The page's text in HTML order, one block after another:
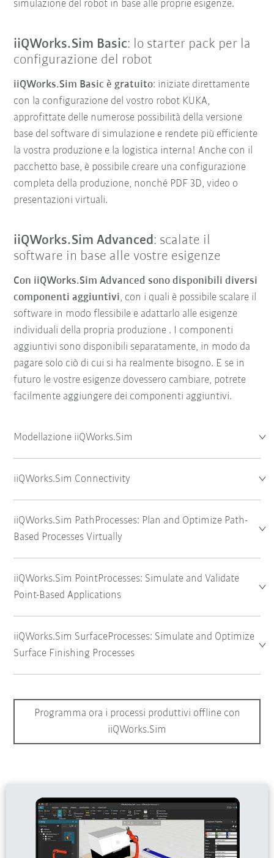
simulazione del robot in base alle proprie esigenze.
iiQWorks.Sim Basic: lo starter pack per la
configurazione del robot
iiQWorks.Sim Basic è gratuito: iniziate direttamente
con la configurazione del vostro robot KUKA,
approfittate delle numerose possibilità della versione
base del software di simulazione e rendete più efficiente
la vostra produzione e la logistica interna! Anche con il
pacchetto base, è possibile creare una configurazione
completa della produzione, nonché PDF 3D, video o
presentazioni virtuali.
iiQWorks.Sim Advanced: scalate il
software in base alle vostre esigenze
Con iiQWorks.Sim Advanced sono disponibili diversi
componenti aggiuntivi, con i quali è possibile scalare il
software in modo flessibile e adattarlo alle esigenze
individuali della propria produzione . I componenti
aggiuntivi sono disponibili separatamente, in modo da
pagare solo ciò di cui si ha realmente bisogno. E se in
futuro le vostre esigenze dovessero cambiare, potrete
facilmente aggiungere dei componenti aggiuntivi.
Modellazione iiQWorks.Sim
iiQWorks.Sim Connectivity
iiQWorks.Sim PathProcesses: Plan and Optimize Path-
Based Processes Virtually
iiQWorks.Sim PointProcesses: Simulate and Validate
Point-Based Applications
iiQWorks.Sim SurfaceProcesses: Simulate and Optimize
Surface Finishing Processes
Programma ora i processi produttivi offline con
iiQWorks.Sim